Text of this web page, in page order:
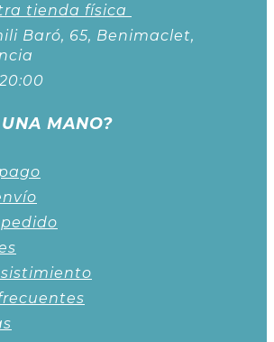
tienda física
Baró, 65, Benimaclet,
MANO?